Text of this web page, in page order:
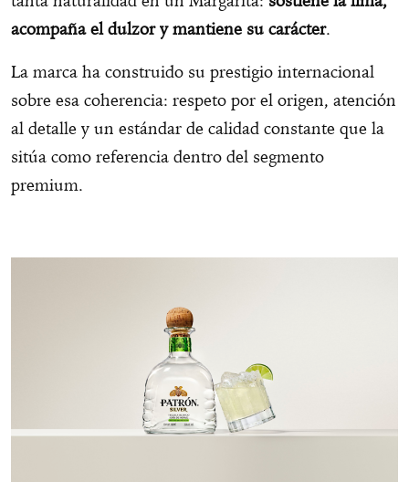
acompaña el dulzor y mantiene su carácter.
La marca ha construido su prestigio internacional
sobre esa coherencia: respeto por el origen, atención
al detalle y un estándar de calidad constante que la
sitúa como referencia dentro del segmento
premium.